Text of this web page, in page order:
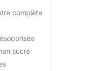
complète
sucré